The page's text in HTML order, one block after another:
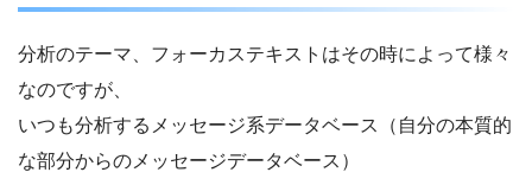
分析のテーマ、フォーカステキストはその時によって様々
なのですが、
いつも分析するメッセージ系データベース（自分の本質的
な部分からのメッセージデータベース）